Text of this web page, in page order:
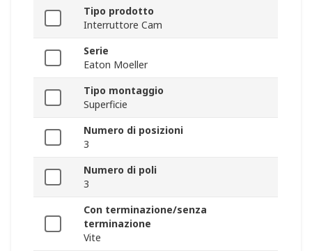
Tipo prodotto
Interruttore Cam
Serie
Eaton Moeller
Tipo montaggio
Superficie
Numero di posizioni
3
Numero di poli
3
Con terminazione/senza
terminazione
Vite